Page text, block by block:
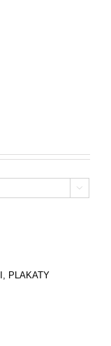

, PLAKATY